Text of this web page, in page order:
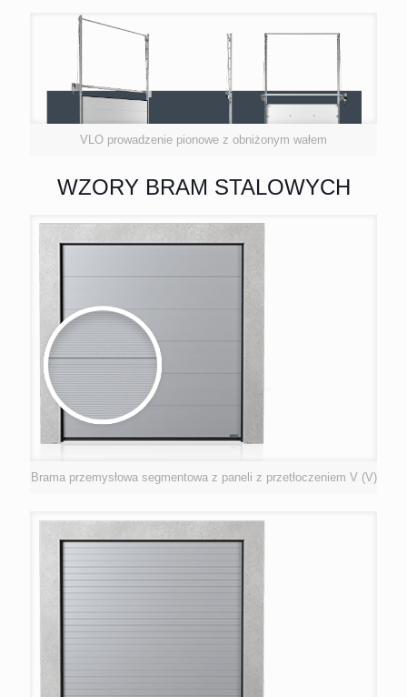
VLO prowadzenie pionowe z obniżonym wałem
WZORY BRAM STALOWYCH
Brama przemysłowa segmentowa z paneli z przetłoczeniem V (V)